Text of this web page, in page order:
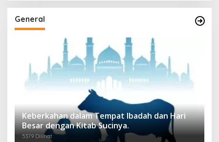
General
Keberkahan dalam Tempat Ibadah dan Hari
Besar dengan Kitab Sucinya.
5379 Dilihat